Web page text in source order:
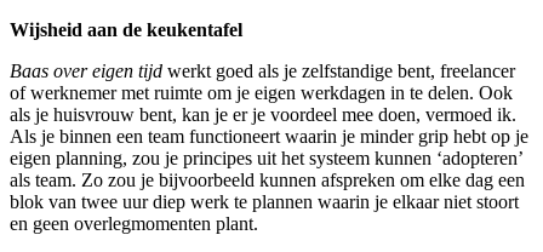
Wijsheid aan de keukentafel
Baas over eigen tijd werkt goed als je zelfstandige bent, freelancer
of werknemer met ruimte om je eigen werkdagen in te delen. Ook
als je huisvrouw bent, kan je er je voordeel mee doen, vermoed ik.
Als je binnen een team functioneert waarin je minder grip hebt op je
eigen planning, zou je principes uit het systeem kunnen ‘adopteren’
als team. Zo zou je bijvoorbeeld kunnen afspreken om elke dag een
blok van twee uur diep werk te plannen waarin je elkaar niet stoort
en geen overlegmomenten plant.